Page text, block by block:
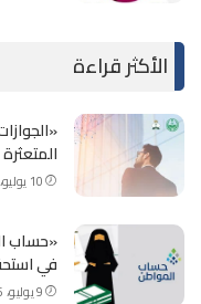
الأكثر قراءة
10 يوليو، 2026 9:28 ص
«حساب
في
9 يوليو، 2026 9:40 ص